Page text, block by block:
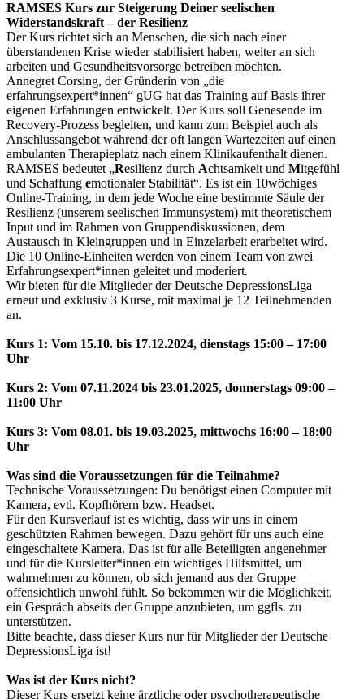
RAMSES Kurs zur Steigerung Deiner seelischen
Widerstandskraft – der Resilienz
Der Kurs richtet sich an Menschen, die sich nach einer
überstandenen Krise wieder stabilisiert haben, weiter an sich
arbeiten und Gesundheitsvorsorge betreiben möchten.
Annegret Corsing, der Gründerin von „die
erfahrungsexpert*innen“ gUG hat das Training auf Basis ihrer
eigenen Erfahrungen entwickelt. Der Kurs soll Genesende im
Recovery-Prozess begleiten, und kann zum Beispiel auch als
Anschlussangebot während der oft langen Wartezeiten auf einen
ambulanten Therapieplatz nach einem Klinikaufenthalt dienen.
RAMSES bedeutet „Resilienz durch Achtsamkeit und Mitgefühl
und Schaffung emotionalerStabilität“. Es ist ein 10wöchiges
Online-Training, in dem jede Woche eine bestimmte Säule der
Resilienz (unserem seelischen Immunsystem) mit theoretischem
Input und im Rahmen von Gruppendiskussionen, dem
Austausch in Kleingruppen und in Einzelarbeit erarbeitet wird.
Die 10 Online-Einheiten werden von einem Team von zwei
Erfahrungsexpert*innen geleitet und moderiert.
Wir bieten für die Mitglieder der Deutsche DepressionsLiga
erneut und exklusiv 3 Kurse, mit maximal je 12 Teilnehmenden
an.
Kurs 1: Vom 15.10. bis 17.12.2024, dienstags 15:00 – 17:00
Uhr
Kurs 2: Vom 07.11.2024 bis 23.01.2025, donnerstags 09:00 –
11:00 Uhr
Kurs 3: Vom 08.01. bis 19.03.2025, mittwochs 16:00 – 18:00
Uhr
Was sind die Voraussetzungen für die Teilnahme?
Technische Voraussetzungen: Du benötigst einen Computer mit
Kamera, evtl. Kopfhörern bzw. Headset.
Für den Kursverlauf ist es wichtig, dass wir uns in einem
geschützten Rahmen bewegen. Dazu gehört für uns auch eine
eingeschaltete Kamera. Das ist für alle Beteiligten angenehmer
und für die Kursleiter*innen ein wichtiges Hilfsmittel, um
wahrnehmen zu können, ob sich jemand aus der Gruppe
offensichtlich unwohl fühlt. So bekommen wir die Möglichkeit,
ein Gespräch abseits der Gruppe anzubieten, um ggfls. zu
unterstützen.
Bitte beachte, dass dieser Kurs nur für Mitglieder der Deutsche
DepressionsLiga ist!
Was ist der Kurs nicht?
Dieser Kurs ersetzt keine ärztliche oder psychotherapeutische